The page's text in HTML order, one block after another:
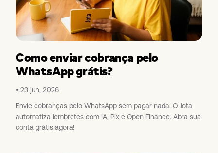
Como enviar cobrança pelo
WhatsApp grátis?
23 jun, 2026
Envie cobranças pelo WhatsApp sem pagar nada. O Jota
automatiza lembretes com IA, Pix e Open Finance. Abra sua
conta grátis agora!